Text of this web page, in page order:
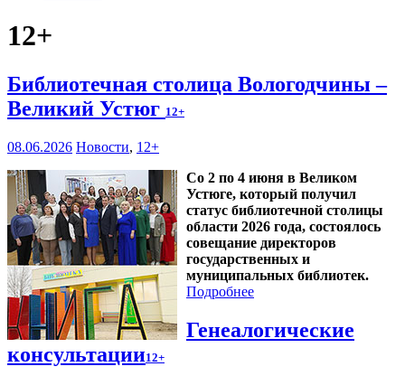
12+
Библиотечная столица Вологодчины –
Великий Устюг 12+
08.06.2026 Новости, 12+
Со 2 по 4 июня в Великом
Устюге, который получил
статус библиотечной столицы
области 2026 года, состоялось
совещание директоров
государственных и
муниципальных библиотек.
Подробнее
Генеалогические
консультации12+